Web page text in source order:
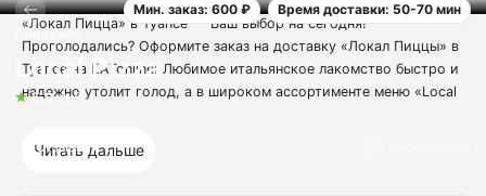
Вход / регистрация
Мин. заказ: 600 ₽
Время доставки: 50-70 мин
Пиццерия
Local Pizza
5.0из 5
Отзывы 2
«Локал Пицца» в Туапсе — Ваш выбор на сегодня!
Проголодались? Оформите заказ на доставку «Локал Пиццы» в
Туапсе на EATonline! Любимое итальянское лакомство быстро и
надежно утолит голод, а в широком ассортименте меню «Local
Хочется чего-то сытного и вкусного, а главное — быстро и
Читать дальше